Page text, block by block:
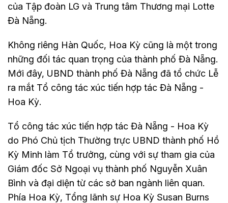
của Tập đoàn LG và Trung tâm Thương mại Lotte
Đà Nẵng.
Không riêng Hàn Quốc, Hoa Kỳ cũng là một trong
những đối tác quan trọng của thành phố Đà Nẵng.
Mới đây, UBND thành phố Đà Nẵng đã tổ chức Lễ
ra mắt Tổ công tác xúc tiến hợp tác Đà Nẵng -
Hoa Kỳ.
Tổ công tác xúc tiến hợp tác Đà Nẵng - Hoa Kỳ
do Phó Chủ tịch Thường trực UBND thành phố Hồ
Kỳ Minh làm Tổ trưởng, cùng với sự tham gia của
Giám đốc Sở Ngoại vụ thành phố Nguyễn Xuân
Bình và đại diện từ các sở ban ngành liên quan.
Phía Hoa Kỳ, Tổng lãnh sự Hoa Kỳ Susan Burns